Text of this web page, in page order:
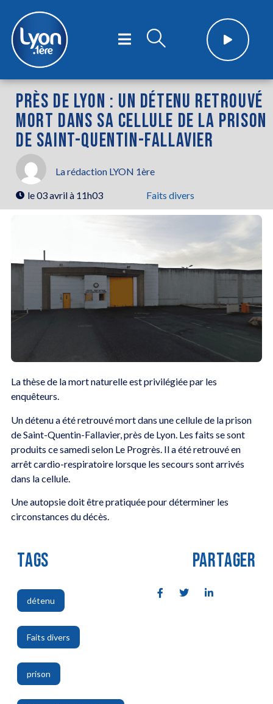
PRÈS DE LYON : UN DÉTENU RETROUVÉ
MORT DANS SA CELLULE DE LA PRISON
DE SAINT-QUENTIN-FALLAVIER
La rédaction LYON 1ère
le03 avril à 11h03 Faits divers
La thèse de la mort naturelle est privilégiée par les
enquêteurs.
Un détenu a été retrouvé mort dans une cellule de la prison
de Saint-Quentin-Fallavier, près de Lyon. Les faits se sont
produits ce samedi selon Le Progrès. Il a été retrouvé en
arrêt cardio-respiratoire lorsque les secours sont arrivés
dans la cellule.
Une autopsie doit être pratiquée pour déterminer les
circonstances du décès.
TAGS
détenu
,
Faits divers
,
prison
,
PARTAGER